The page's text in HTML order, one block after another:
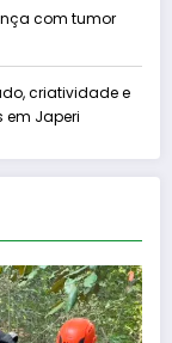
com tumor
criatividade e
Japeri